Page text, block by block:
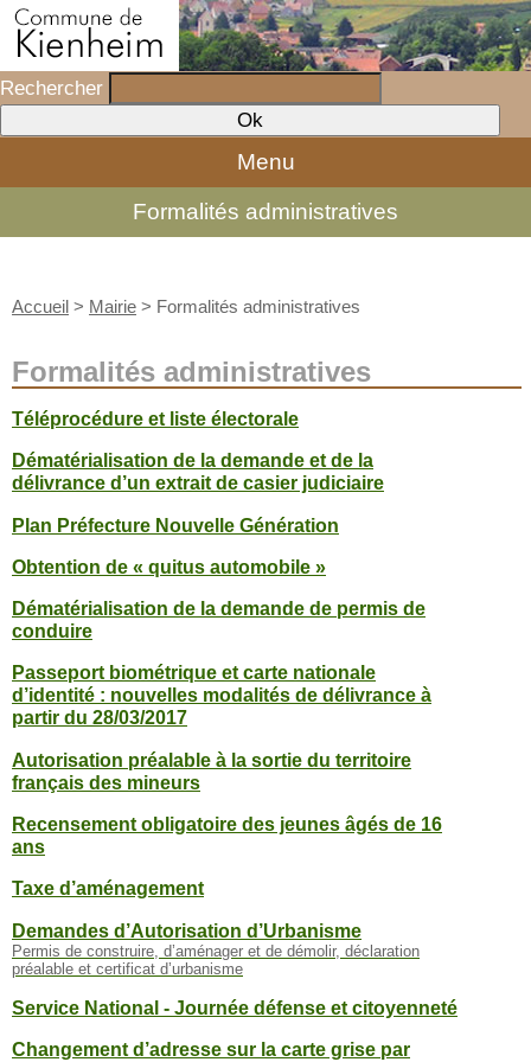
Rechercher
Menu
Formalités administratives
Accueil > Mairie > Formalités administratives
Formalités administratives
Téléprocédure et liste électorale
Dématérialisation de la demande et de la
délivrance d’un extrait de casier judiciaire
Plan Préfecture Nouvelle Génération
Obtention de « quitus automobile »
Dématérialisation de la demande de permis de
conduire
Passeport biométrique et carte nationale
d’identité : nouvelles modalités de délivrance à
partir du 28/03/2017
Autorisation préalable à la sortie du territoire
français des mineurs
Recensement obligatoire des jeunes âgés de 16
ans
Taxe d’aménagement
Demandes d’Autorisation d’Urbanisme
Permis de construire, d’aménager et de démolir, déclaration
préalable et certificat d’urbanisme
Service National - Journée défense et citoyenneté
Changement d’adresse sur la carte grise par